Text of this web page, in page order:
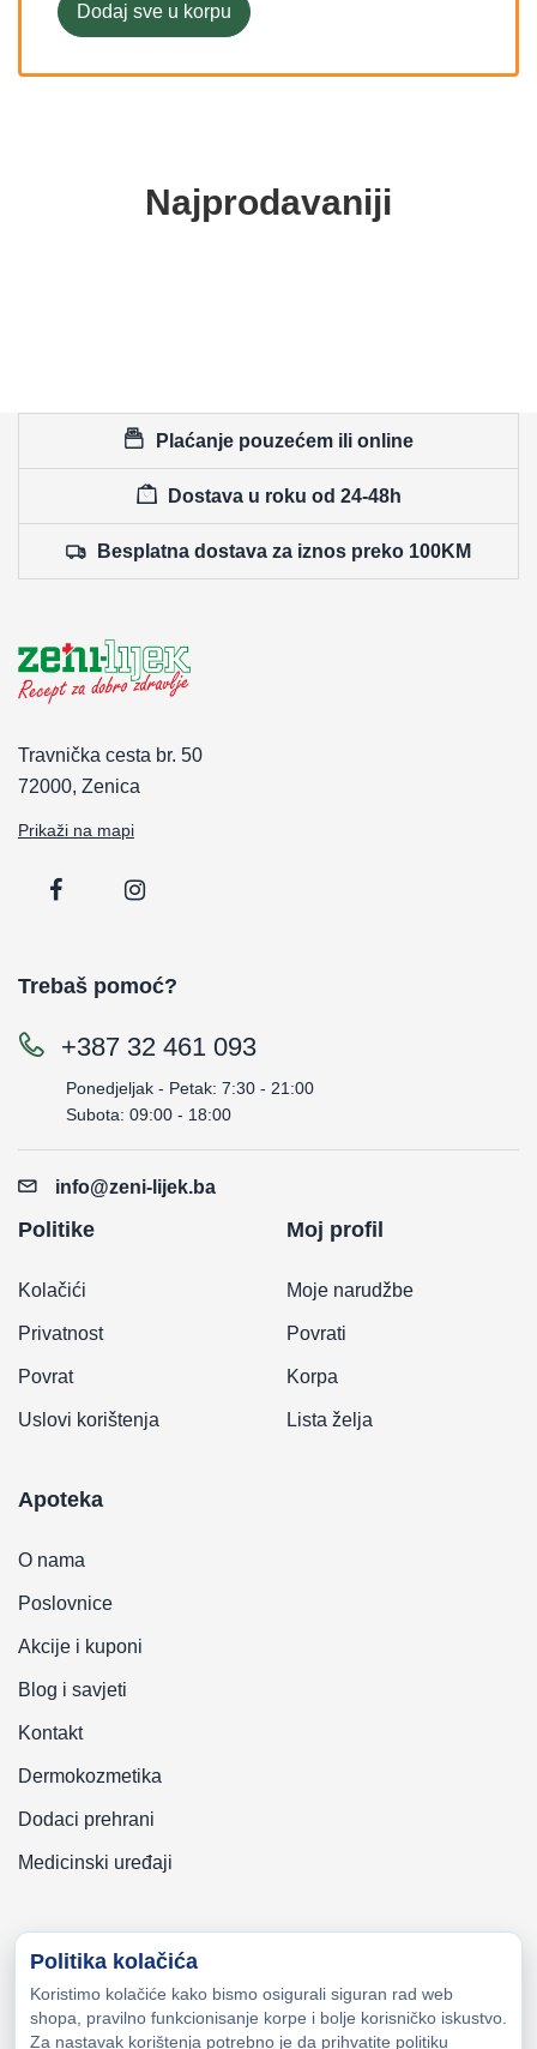
Dodaj sve u korpu
Najprodavaniji
Plaćanje pouzećem ili online
Dostava u roku od 24-48h
Besplatna dostava za iznos preko 100KM
Travnička cesta br. 50
72000, Zenica
Prikaži na mapi
Trebaš pomoć?
+387 32 461 093
Ponedjeljak - Petak: 7:30 - 21:00
Subota: 09:00 - 18:00
info@zeni-lijek.ba
Politike
Kolačići
Privatnost
Povrat
Uslovi korištenja
Moj profil
Moje narudžbe
Povrati
Korpa
Lista želja
Apoteka
O nama
Poslovnice
Akcije i kuponi
Blog i savjeti
Kontakt
Dermokozmetika
Dodaci prehrani
Medicinski uređaji
Copyright © 2026 Zeni-Lijek Apoteka. Sva prava zadržana
Politika kolačića
Koristimo kolačiće kako bismo osigurali siguran rad web
shopa, pravilno funkcionisanje korpe i bolje korisničko iskustvo.
Za nastavak korištenja potrebno je da prihvatite politiku